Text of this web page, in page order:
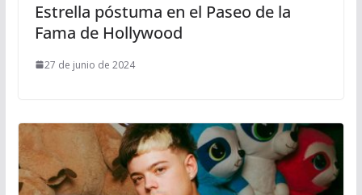
Estrella póstuma en el Paseo de la
Fama de Hollywood
27 de junio de 2024